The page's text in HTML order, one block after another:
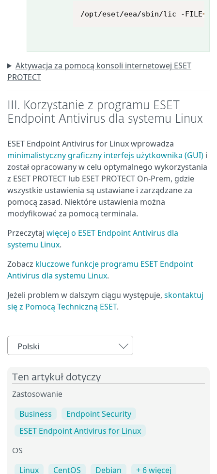
/opt/eset/eea/sbin/lic -FILE=
Aktywacja za pomocą konsoli internetowej ESET
PROTECT
III. Korzystanie z programu ESET
Endpoint Antivirus dla systemu Linux
ESET Endpoint Antivirus for Linux wprowadza
minimalistyczny graficzny interfejs użytkownika (GUI) i
został opracowany w celu optymalnego wykorzystania
z ESET PROTECT lub ESET PROTECT On-Prem, gdzie
wszystkie ustawienia są ustawiane i zarządzane za
pomocą zasad. Niektóre ustawienia można
modyfikować za pomocą terminala.
Przeczytaj więcej o ESET Endpoint Antivirus dla
systemu Linux.
Zobacz kluczowe funkcje programu ESET Endpoint
Antivirus dla systemu Linux.
Jeżeli problem w dalszym ciągu występuje, skontaktuj
się z Pomocą Techniczną ESET.
Polski
Ten artykuł dotyczy
Zastosowanie
Business
Endpoint Security
ESET Endpoint Antivirus for Linux
OS
Linux CentOS Debian + 6 więcej